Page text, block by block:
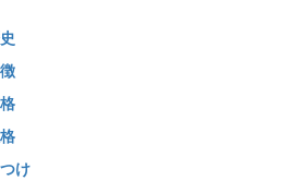
け